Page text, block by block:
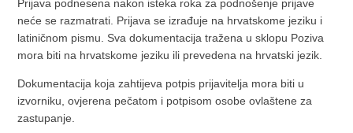
Prijava podnesena nakon isteka roka za podnošenje prijave
neće se razmatrati. Prijava se izrađuje na hrvatskome jeziku i
latiničnom pismu. Sva dokumentacija tražena u sklopu Poziva
mora biti na hrvatskome jeziku ili prevedena na hrvatski jezik.
Dokumentacija koja zahtijeva potpis prijavitelja mora biti u
izvorniku, ovjerena pečatom i potpisom osobe ovlaštene za
zastupanje.